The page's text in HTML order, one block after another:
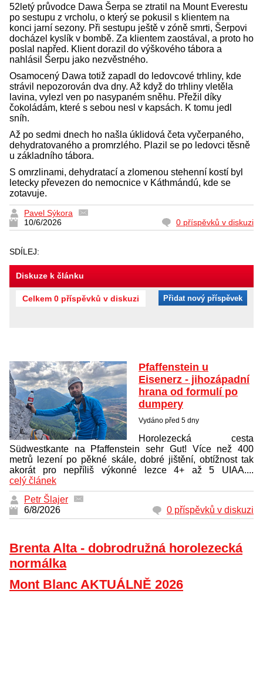
52letý průvodce Dawa Šerpa se ztratil na Mount Everestu
po sestupu z vrcholu, o který se pokusil s klientem na
konci jarní sezony. Při sestupu ještě v zóně smrti, Šerpovi
docházel kyslík v bombě. Za klientem zaostával, a proto ho
poslal napřed. Klient dorazil do výškového tábora a
nahlásil Šerpu jako nezvěstného.
Osamocený Dawa totiž zapadl do ledovcové trhliny, kde
strávil nepozorován dva dny. Až když do trhliny vletěla
lavina, vylezl ven po nasypaném sněhu. Přežil díky
čokoládám, které s sebou nesl v kapsách. K tomu jedl
sníh.
Až po sedmi dnech ho našla úklidová četa vyčerpaného,
dehydratovaného a promrzlého. Plazil se po ledovci těsně
u základního tábora.
S omrzlinami, dehydratací a zlomenou stehenní kostí byl
letecky převezen do nemocnice v Káthmándú, kde se
zotavuje.
Pavel Sýkora
10/6/2026
0 příspěvků v diskuzi
SDÍLEJ:
Diskuze k článku
Celkem 0 příspěvků v diskuzi Přidat nový příspěvek
Pfaffenstein u
Eisenerz - jihozápadní
hrana od formulí po
dumpery
Vydáno před 5 dny
Horolezecká cesta
Südwestkante na Pfaffenstein sehr Gut! Více než 400
metrů lezení po pěkné skále, dobré jištění, obtížnost tak
akorát pro nepříliš výkonné lezce 4+ až 5 UIAA....
celý článek
Petr Šlajer
6/8/2026
0 příspěvků v diskuzi
Brenta Alta - dobrodružná horolezecká
normálka
Mont Blanc AKTUÁLNĚ 2026